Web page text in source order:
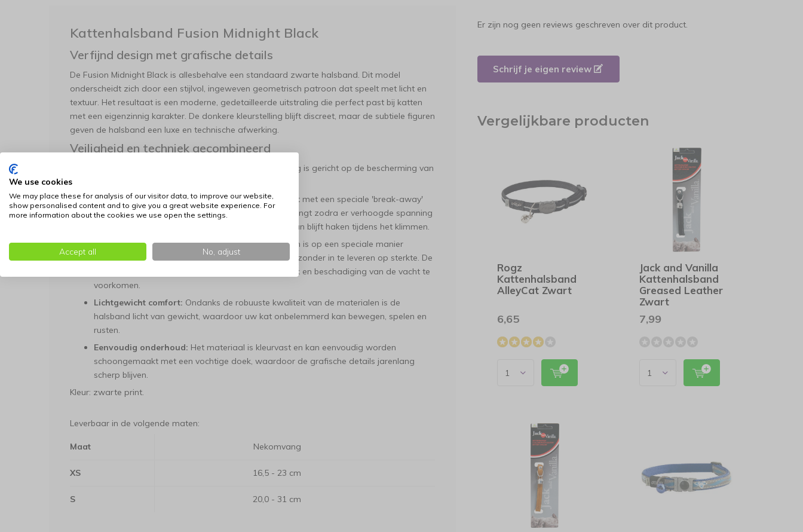
Kattenhalsband Fusion Midnight Black
Verfijnd design met grafische details
De Fusion Midnight Black is allesbehalve een standaard zwarte halsband. Dit model
onderscheidt zich door een stijlvol, ingeweven geometrisch patroon dat speelt met licht en
textuur. Het resultaat is een moderne, gedetailleerde uitstraling die perfect past bij katten
met een eigenzinnig karakter. De donkere kleurstelling blijft discreet, maar de subtiele figuren
geven de halsband een luxe en technische afwerking.
Veiligheid en techniek gecombineerd
Achter het stijlvolle uiterlijk schuilt een ontwerp dat volledig is gericht op de bescherming van
uw kat:
Slimme veiligheidssluiting:De halsband is uitgerust met een speciale 'break-away'
gesp. Deze sluiting is zo ontworpen dat hij openspringt zodra er verhoogde spanning
op komt te staan, bijvoorbeeld als uw kat ergens aan blijft haken tijdens het klimmen.
Hoogwaardige weefstructuur:Het duurzame nylon is op een speciale manier
geweven om de geometrische patronen te vormen zonder in te leveren op sterkte. De
randen zijn zacht afgewerkt om irritatie rond de nek en beschadiging van de vacht te
voorkomen.
Lichtgewicht comfort: Ondanks de robuuste kwaliteit van de materialen is de
halsband licht van gewicht, waardoor uw kat onbelemmerd kan bewegen, spelen en
rusten.
Eenvoudig onderhoud: Het materiaal is kleurvast en kan eenvoudig worden
schoongemaakt met een vochtige doek, waardoor de grafische details jarenlang
scherp blijven.
Kleur: zwarte print.
Leverbaar in de volgende maten:
Maat Nekomvang
XS 16,5 - 23 cm
S 20,0 - 31 cm
Er zijn nog geen reviews geschreven over dit product.
Schrijf je eigen review
Vergelijkbare producten
Rogz
Kattenhalsband
AlleyCat Zwart
6,65
Jack and Vanilla
Kattenhalsband
Greased Leather
Zwart
7,99
We use cookies
We may place these for analysis of our visitor data, to improve our website,
show personalised content and to give you a great website experience. For
more information about the cookies we use open the settings.
Accept all No, adjust